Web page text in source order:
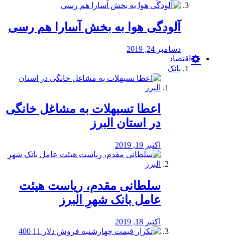
آلودگی هوا به بخش آسارا هم رسی
دسامبر 24, 2019
اقتصاد
بانک
️اعطا تسیهلات به مشاغل خانگی
در استان البرز
اکتبر 19, 2019
سلطانی مقدم، ریاست هیئت
عامل بانک شهرِ البرز
اکتبر 18, 2019